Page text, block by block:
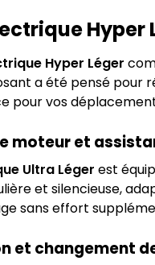
Hyper
Hyper Léger
a été pensé pour
pour vos
moteur et
Ultra Léger est
et silencieuse,
sans effort
et changement